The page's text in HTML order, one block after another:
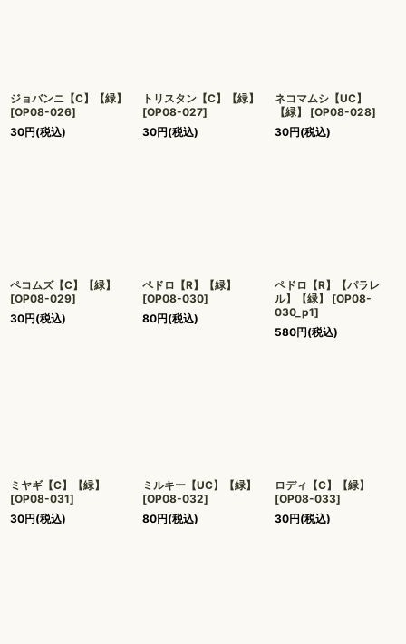
ジョバンニ【C】【緑】
[OP08-026]
30円(税込)
トリスタン【C】【緑】
[OP08-027]
30円(税込)
ネコマムシ【UC】
【緑】
[OP08-028]
30円(税込)
ペコムズ【C】【緑】
[OP08-029]
30円(税込)
ペドロ【R】【緑】
[OP08-030]
80円(税込)
ペドロ【R】【パラレ
ル】【緑】
[OP08-
030_p1]
580円(税込)
ミヤギ【C】【緑】
[OP08-031]
30円(税込)
ミルキー【UC】【緑】
[OP08-032]
80円(税込)
ロディ【C】【緑】
[OP08-033]
30円(税込)